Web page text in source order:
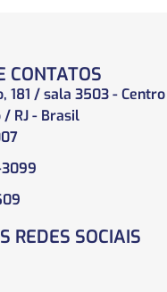
CONTATOS
181 / sala 3503 - Centro
/ RJ - Brasil
3099
REDES SOCIAIS